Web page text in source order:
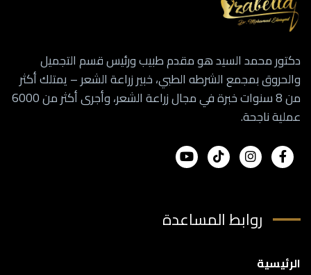
دكتور محمد السيد هو مقدم طبيب ورئيس قسم التجميل
والحروق بمجمع الشرطه الطبي، خبير زراعة الشعر – يمتلك أكثر
من 8 سنوات خبرة في مجال زراعة الشعر، وأجرى أكثر من 6000
عملية ناجحة.
روابط المساعدة
الرئيسية